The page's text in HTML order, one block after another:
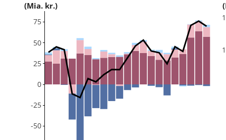
-50
-25
0
25
50
75
(Mia. kr.)